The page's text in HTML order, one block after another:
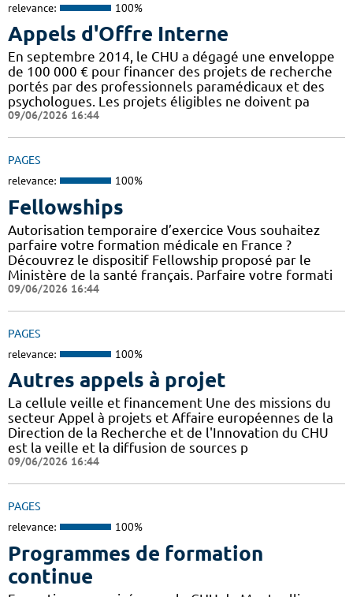
relevance: 100%
Appels d'Offre Interne
En septembre 2014, le CHU a dégagé une enveloppe
de 100 000 € pour financer des projets de recherche
portés par des professionnels paramédicaux et des
psychologues. Les projets éligibles ne doivent pa
09/06/2026 16:44
PAGES
relevance: 100%
Fellowships
Autorisation temporaire d’exercice Vous souhaitez
parfaire votre formation médicale en France ?
Découvrez le dispositif Fellowship proposé par le
Ministère de la santé français. Parfaire votre formati
09/06/2026 16:44
PAGES
relevance: 100%
Autres appels à projet
La cellule veille et financement Une des missions du
secteur Appel à projets et Affaire européennes de la
Direction de la Recherche et de l'Innovation du CHU
est la veille et la diffusion de sources p
09/06/2026 16:44
PAGES
relevance: 100%
Programmes de formation
continue